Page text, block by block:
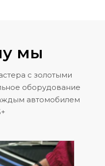
мы
с золотыми
оборудование
автомобилем